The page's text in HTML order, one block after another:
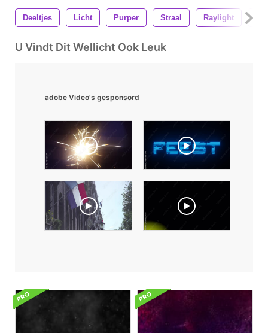
Deeltjes Licht Purper Straal Raylight
U Vindt Dit Wellicht Ook Leuk
adobe Video's gesponsord